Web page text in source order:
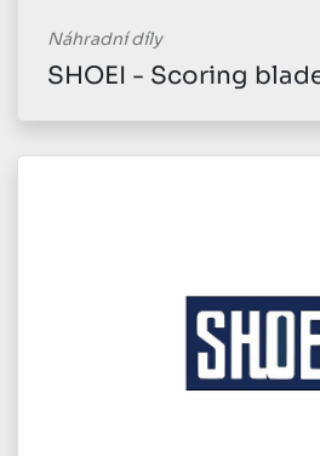
Náhradní díly
SHOEI - Scoring